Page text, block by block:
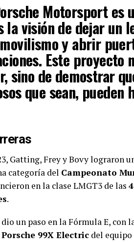
Motorsport es
la visión de dejar un
y abrir
Este proyecto
sino de demostrar
que sean, pueden
Gatting, Frey y Bovy lograron
categoría del Campeonato
en la clase LMGT3 de las
.
un paso en la Fórmula E, con
Porsche 99X Electric del equipo